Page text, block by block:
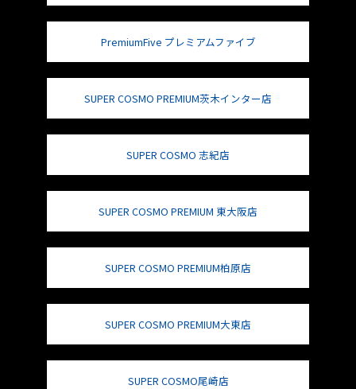
PremiumFive プレミアムファイブ
SUPER COSMO PREMIUM茨木インター店
SUPER COSMO 志紀店
SUPER COSMO PREMIUM 東大阪店
SUPER COSMO PREMIUM柏原店
SUPER COSMO PREMIUM大東店
SUPER COSMO尾崎店